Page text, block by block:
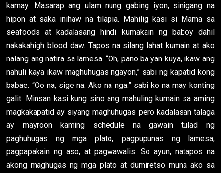
kamay. Masarap ang ulam nung gabing iyon, sinigang na
hipon at saka inihaw na tilapia. Mahilig kasi si Mama sa
seafoods at kadalasang hindi kumakain ng baboy dahil
nakakahigh blood daw. Tapos na silang lahat kumain at ako
nalang ang natira sa lamesa. “Oh, pano ba yan kuya, ikaw ang
nahuli kaya ikaw maghuhugas ngayon,” sabi ng kapatid kong
babae. “Oo na, sige na. Ako na nga.” sabi ko na may konting
galit. Minsan kasi kung sino ang mahuling kumain sa aming
magkakapatid ay siyang maghuhugas pero kadalasan talaga
ay mayroon kaming schedule na gawain tulad ng
paghuhugas ng mga plato, pagpupunas ng lamesa,
pagpapakain ng aso, at pagwawalis. So ayun, natapos na
akong maghugas ng mga plato at dumiretso muna ako sa